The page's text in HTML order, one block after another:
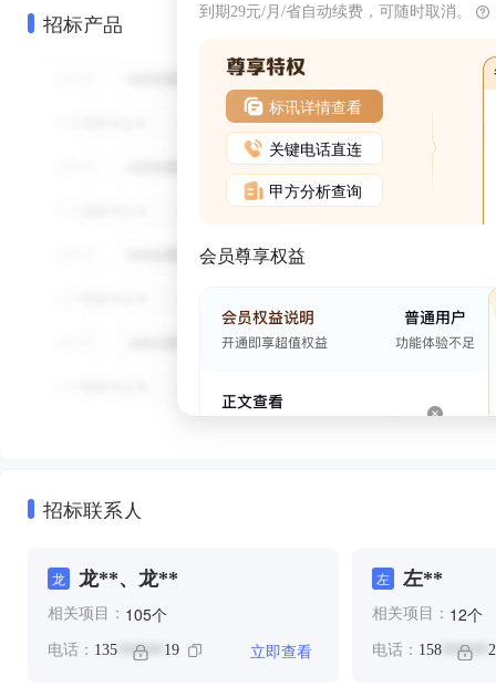
招标产品 到期29元/月/省自动续费，可随时取消。
标讯详情查看
关键电话直连
甲方分析查询
会员尊享权益
招标联系人
龙 龙**、龙**
相关项目： 105个
电话： 135 ****** 19 立即查看
左 左**
相关项目： 12个
电话： 158******